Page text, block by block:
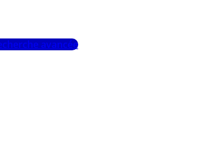
avancée